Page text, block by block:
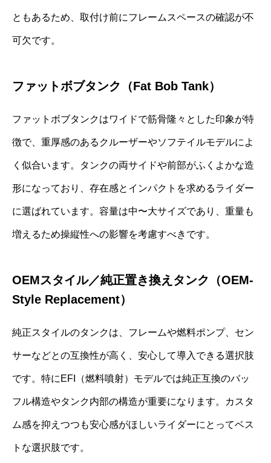
ともあるため、取付け前にフレームスペースの確認が不
可欠です。
ファットボブタンク（Fat Bob Tank）
ファットボブタンクはワイドで筋骨隆々とした印象が特
徴で、重厚感のあるクルーザーやソフテイルモデルによ
く似合います。タンクの両サイドや前部がふくよかな造
形になっており、存在感とインパクトを求めるライダー
に選ばれています。容量は中〜大サイズであり、重量も
増えるため操縦性への影響を考慮すべきです。
OEMスタイル／純正置き換えタンク（OEM-
Style Replacement）
純正スタイルのタンクは、フレームや燃料ポンプ、セン
サーなどとの互換性が高く、安心して導入できる選択肢
です。特にEFI（燃料噴射）モデルでは純正互換のバッ
フル構造やタンク内部の構造が重要になります。カスタ
ム感を抑えつつも安心感がほしいライダーにとってベス
トな選択肢です。